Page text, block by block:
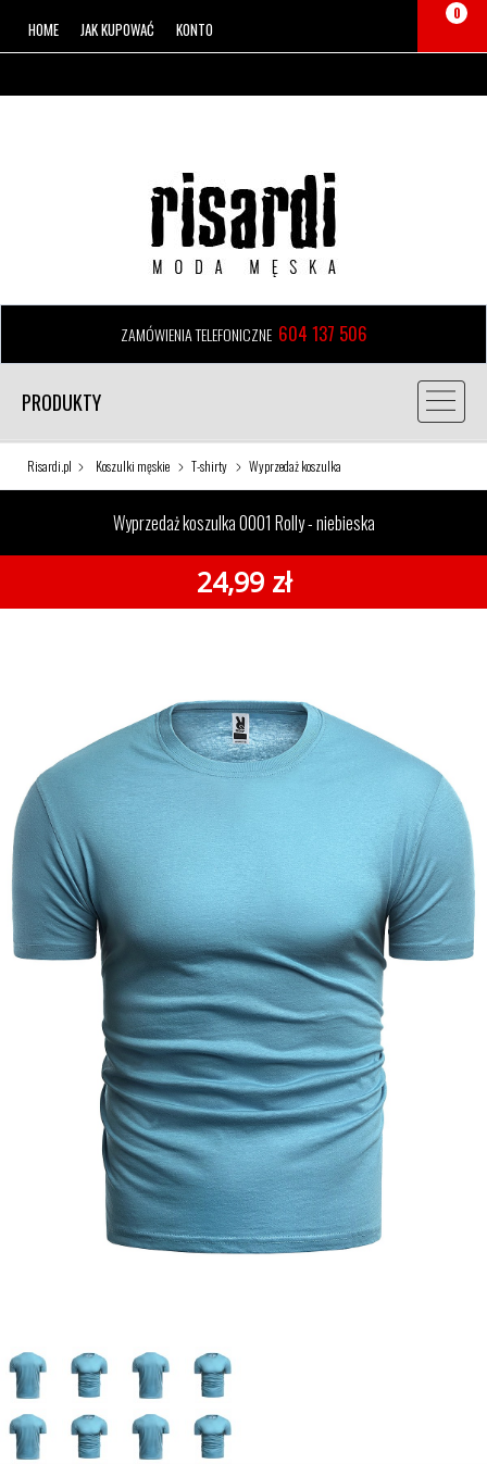
HOME JAK KUPOWAĆ KONTO
0
ZAMÓWIENIA TELEFONICZNE 604 137 506
PRODUKTY
Risardi.pl Koszulki męskie T-shirty Wyprzedaż koszulka
0001 Rolly - niebieskaWyprzedaż koszulka 0001 Rolly - niebieska
24,99 zł